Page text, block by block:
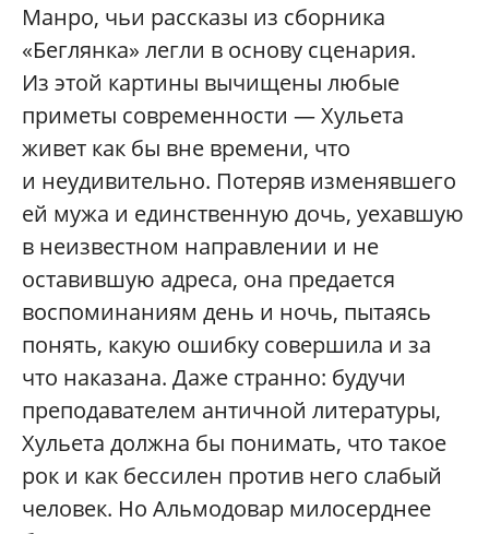
Манро, чьи рассказы из сборника
«Беглянка» легли в основу сценария.
Из этой картины вычищены любые
приметы современности — Хульета
живет как бы вне времени, что
и неудивительно. Потеряв изменявшего
ей мужа и единственную дочь, уехавшую
в неизвестном направлении и не
оставившую адреса, она предается
воспоминаниям день и ночь, пытаясь
понять, какую ошибку совершила и за
что наказана. Даже странно: будучи
преподавателем античной литературы,
Хульета должна бы понимать, что такое
рок и как бессилен против него слабый
человек. Но Альмодовар милосерднее